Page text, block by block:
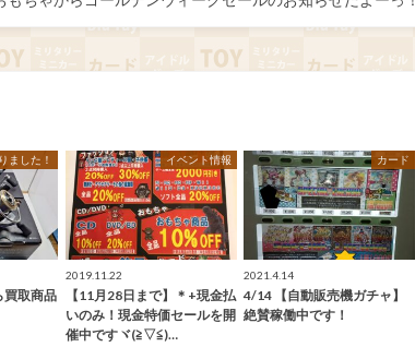
ました！
買取商品
イベント情報
2019.11.22
【11月28日まで】＊+現金払
いのみ！現金特価セールを開
催中ですヾ(≧▽≦)…
カード
2021.4.14
4/14 【自動販売機ガチャ】
絶賛稼働中です！